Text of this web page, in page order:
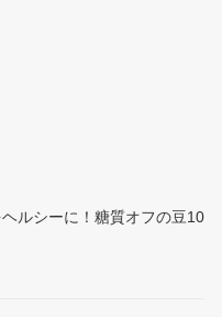
ルシーに！糖質オフの豆10